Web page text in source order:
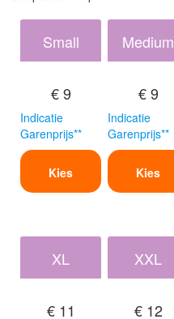
Small
€ 9
Indicatie
Garenprijs**
Kies
Medium
€ 9
Indicatie
Garenprijs**
Kies
XL
€ 11
XXL
€ 12